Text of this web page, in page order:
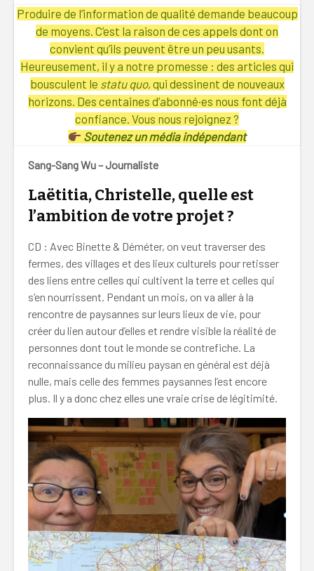
Produire de l’information de qualité demande beaucoup
de moyens. C’est la raison de ces appels dont on
convient qu’ils peuvent être un peu usants.
Heureusement, il y a notre promesse : des articles qui
bousculent le statu quo, qui dessinent de nouveaux
horizons. Des centaines d’abonné·es nous font déjà
confiance. Vous nous rejoignez ?
Soutenez un média indépendant
Sang-Sang Wu – Journaliste
Laëtitia, Christelle, quelle est
l’ambition de votre projet ?
CD : Avec Binette & Déméter, on veut traverser des
fermes, des villages et des lieux culturels pour retisser
des liens entre celles qui cultivent la terre et celles qui
s’en nourrissent. Pendant un mois, on va aller à la
rencontre de paysannes sur leurs lieux de vie, pour
créer du lien autour d’elles et rendre visible la réalité de
personnes dont tout le monde se contrefiche. La
reconnaissance du milieu paysan en général est déjà
nulle, mais celle des femmes paysannes l’est encore
plus. Il y a donc chez elles une vraie crise de légitimité.